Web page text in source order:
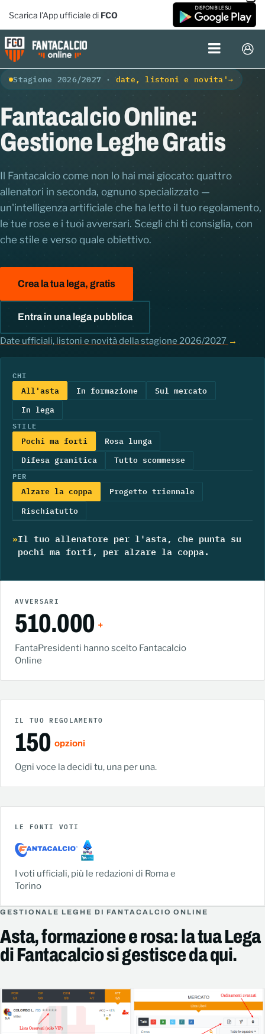
Scarica l'App ufficiale di FCO
Stagione 2026/2027 · date, listoni e novita'→
Fantacalcio Online:
Gestione Leghe Gratis
Il Fantacalcio come non lo hai mai giocato: quattro
allenatori in seconda, ognuno specializzato —
un'intelligenza artificiale che ha letto il tuo regolamento,
le tue rose e i tuoi avversari. Scegli chi ti consiglia, con
che stile e verso quale obiettivo.
Crea la tua lega, gratis
Entra in una lega pubblica
Date ufficiali, listoni e novità della stagione 2026/2027 →
Componi il tuo allenatore in
CHI
All'asta In formazione
Sul mercato
In lega
STILE
Pochi ma forti
Rosa lunga
Difesa granitica
Tutto scommesse
PER
Alzare la coppa
Progetto triennale
Rischiatutto
Il tuo allenatore per l'asta, che punta su
pochi ma forti, per alzare la coppa.
AVVERSARI
510.000 +
FantaPresidenti hanno scelto Fantacalcio
Online
IL TUO REGOLAMENTO
150 opzioni
Ogni voce la decidi tu, una per una.
LE FONTI VOTI
I voti ufficiali, più le redazioni di Roma e
Torino
GESTIONALE LEGHE DI FANTACALCIO ONLINE
Asta, formazione e rosa: la tua Lega
di Fantacalcio si gestisce da qui.